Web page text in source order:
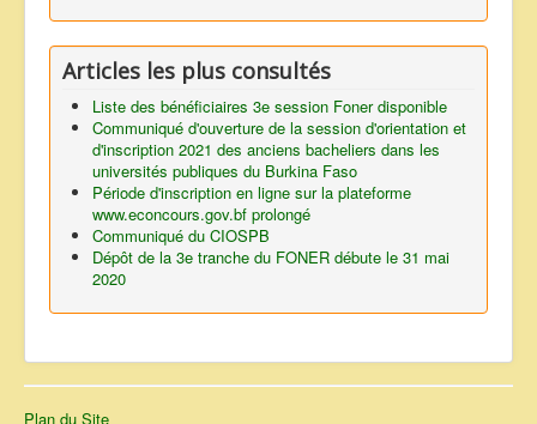
Articles les plus consultés
Liste des bénéficiaires 3e session Foner disponible
Communiqué d'ouverture de la session d'orientation et
d'inscription 2021 des anciens bacheliers dans les
universités publiques du Burkina Faso
Période d'inscription en ligne sur la plateforme
www.econcours.gov.bf prolongé
Communiqué du CIOSPB
Dépôt de la 3e tranche du FONER débute le 31 mai
2020
Plan du Site